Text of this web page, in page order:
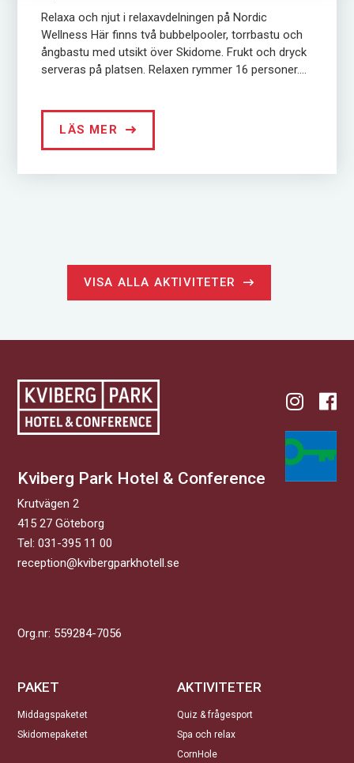
Relaxa och njut i relaxavdelningen på Nordic
Wellness Här finns två bubbelpooler, torrbastu och
ångbastu med utsikt över Skidome. Frukt och dryck
serveras på platsen. Relaxen rymmer 16 personer....
LÄS MER
VISA ALLA AKTIVITETER
Kviberg Park Hotel & Conference
Krutvägen 2
415 27 Göteborg
Tel:031-395 11 00
reception@kvibergparkhotell.se
Org.nr: 559284-7056
PAKET
Middagspaketet
Skidomepaketet
AKTIVITETER
Quiz & frågesport
Spa och relax
CornHole